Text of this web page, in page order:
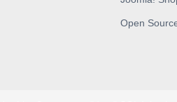
Open